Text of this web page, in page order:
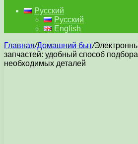
Русский
Русский
English
Главная/Домашний быт/
запчастей: удобный способ подбора
необходимых деталей